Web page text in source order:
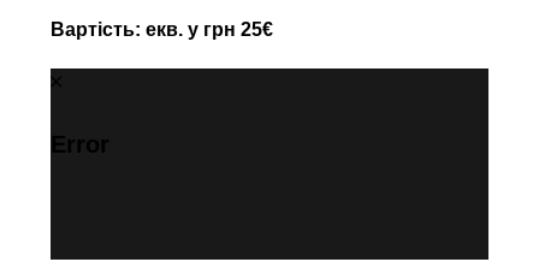
Вартість: екв. у грн 25€
Error